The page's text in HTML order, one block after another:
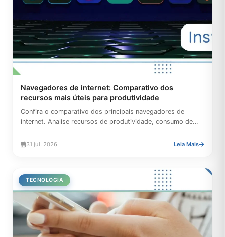
Navegadores de internet: Comparativo dos
recursos mais úteis para produtividade
Confira o comparativo dos principais navegadores de
internet. Analise recursos de produtividade, consumo de
31 jul, 2026 Leia Mais
TECNOLOGIA